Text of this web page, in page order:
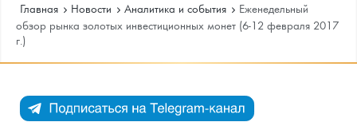
Каталог
Каталог Монет
Инфо
Главная Новости Аналитика и события
Еженедельный
обзор рынка золотых инвестиционных монет (6-12 февраля 2017
г.)